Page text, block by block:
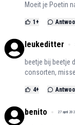
Moeit je Poetin
1 +
leukeditter
beetje bij beetje
consorten,
4+
benito 27 april